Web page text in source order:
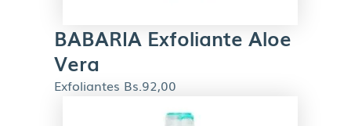
BABARIA Exfoliante Aloe
Vera
Exfoliantes Bs.92,00